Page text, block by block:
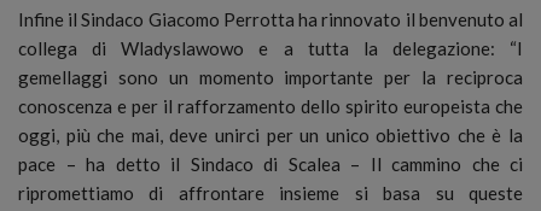
Infine il Sindaco Giacomo Perrotta ha rinnovato il benvenuto al
collega di Wladyslawowo e a tutta la delegazione: “I
gemellaggi sono un momento importante per la reciproca
conoscenza e per il rafforzamento dello spirito europeista che
oggi, più che mai, deve unirci per un unico obiettivo che è la
pace – ha detto il Sindaco di Scalea – Il cammino che ci
ripromettiamo di affrontare insieme si basa su queste